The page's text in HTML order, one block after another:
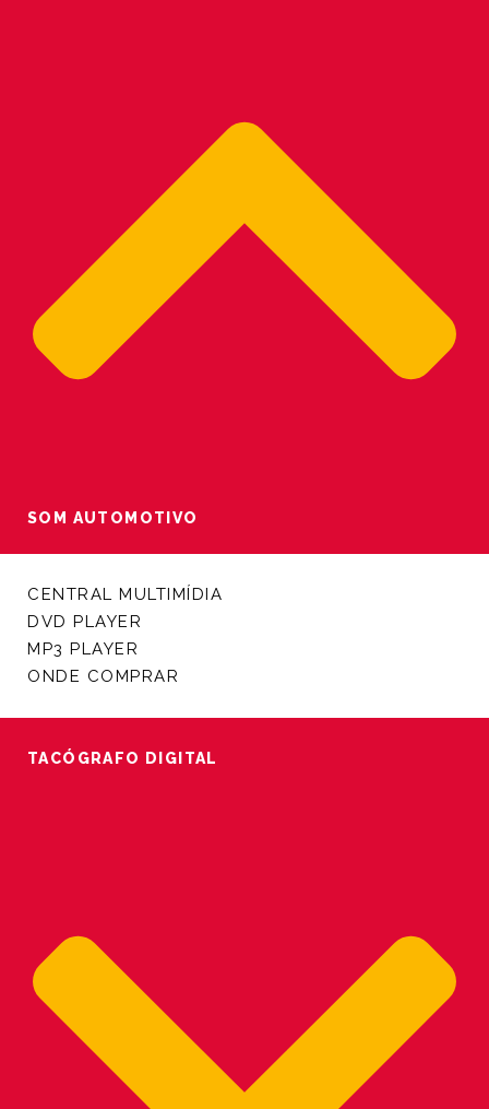
SOM AUTOMOTIVO
CENTRAL MULTIMÍDIA
DVD PLAYER
MP3 PLAYER
ONDE COMPRAR
TACÓGRAFO DIGITAL